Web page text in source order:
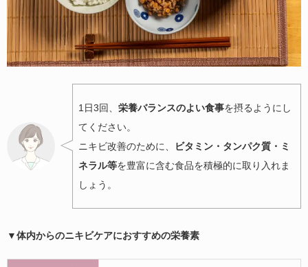
1日3回、 栄養バランスのよい食事を摂るようにし
てください。
ニキビ改善のために、
ビタミン・タンパク質・ミ
ネラル等を豊富に含む食品を積極的に取り入れま
しょう。
▼体内からのニキビケアにおすすめの栄養素